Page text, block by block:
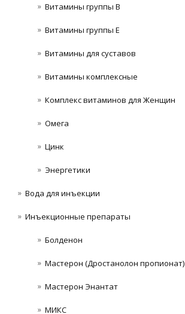
Витамины группы В
Витамины группы Е
Витамины для суставов
Витамины комплексные
Комплекс витаминов для Женщин
Омега
Цинк
Энергетики
Вода для инъекции
Инъeкциoнныe препараты
Болденон
Мастерон (Дростанолон пропионат)
Мастерон Энантат
МИКС